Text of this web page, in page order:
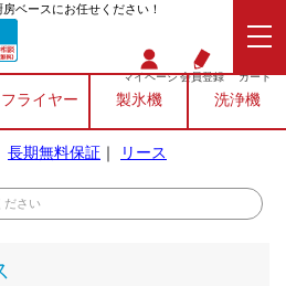
ベースにお任せください！
マイページ会員登録 カート
フライヤー 製氷機 洗浄機
長期無料保証 ｜ リース